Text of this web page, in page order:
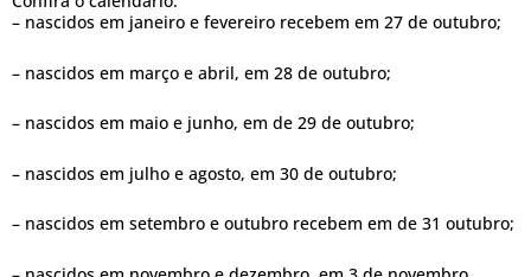
– nascidos em janeiro e fevereiro recebem em 27 de outubro;
– nascidos em março e abril, em 28 de outubro;
– nascidos em maio e junho, em de 29 de outubro;
– nascidos em julho e agosto, em 30 de outubro;
– nascidos em setembro e outubro recebem em de 31 outubro;